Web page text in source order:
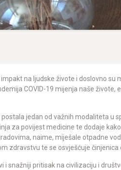
na ljudske živote i doslovno
COVID-19 mijenja naše živote,
jedan od važnih modaliteta u
za povijest medicine te dodaje
naime, miješale otpadne
zdravstvu te se osvješćuje
i snažniji pritisak na civilizaciju i